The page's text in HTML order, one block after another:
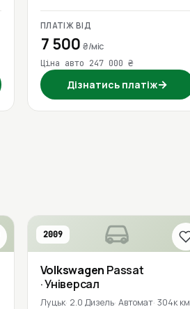
ПЛАТІЖ ВІД
7 500 ₴/міс
Ціна авто 247 000 ₴
Дізнатись платіж→
2009
Volkswagen Passat
· Універсал
Луцьк 2.0 Дизель Автомат 304к км